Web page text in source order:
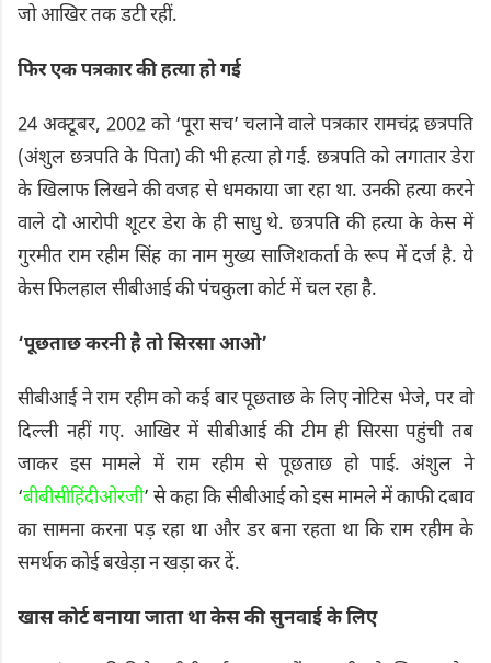
जो आखिर तक डटी रहीं.
फिर एक पत्रकार की हत्या हो गई
24 अक्टूबर, 2002 को ‘पूरा सच’ चलाने वाले पत्रकार रामचंद्र छत्रपति
(अंशुल छत्रपति के पिता) की भी हत्या हो गई. छत्रपति को लगातार डेरा
के खिलाफ लिखने की वजह से धमकाया जा रहा था. उनकी हत्या करने
वाले दो आरोपी शूटर डेरा के ही साधु थे. छत्रपति की हत्या के केस में
गुरमीत राम रहीम सिंह का नाम मुख्य साजिशकर्ता के रूप में दर्ज है. ये
केस फिलहाल सीबीआई की पंचकुला कोर्ट में चल रहा है.
‘पूछताछ करनी है तो सिरसा आओ’
सीबीआई ने राम रहीम को कई बार पूछताछ के लिए नोटिस भेजे, पर वो
दिल्ली नहीं गए. आखिर में सीबीआई की टीम ही सिरसा पहुंची तब
जाकर इस मामले में राम रहीम से पूछताछ हो पाई.अंशुल ने
‘बीबीसीहिंदीओरजी’ से कहा कि सीबीआई को इस मामले में काफी दबाव
का सामना करना पड़ रहा था और डर बना रहता था कि राम रहीम के
समर्थक कोई बखेड़ा न खड़ा कर दें.
खास कोर्ट बनाया जाता था केस की सुनवाई के लिए